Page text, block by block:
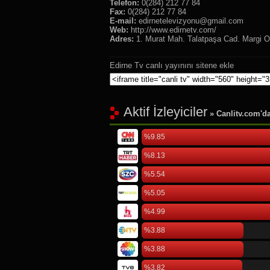
Telefon: 0(284) 212 77 84
Fax: 0(284) 212 77 84
E-mail: edirnetelevizyonu@gmail.com
Web: http://www.edirnetv.com/
Adres: 1. Murat Mah. Talatpaşa Cad. Margi
Edirne Tv canlı yayınını sitene ekle
Aktif İzleyiciler »
%9.85
%8.13
%5.54
%5.05
%4.99
%3.88
%3.88
%3.82